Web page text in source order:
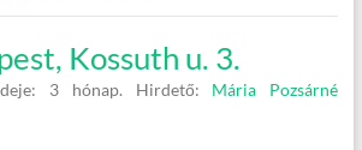
Kossuth u. 3.
3 hónap. Hirdető: Mária Pozsárné